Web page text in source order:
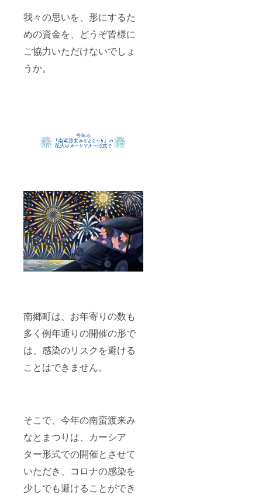
我々の思いを、形にするた
めの資金を、どうぞ皆様に
ご協力いただけないでしょ
うか。
南郷町は、お年寄りの数も
多く例年通りの開催の形で
は、感染のリスクを避ける
ことはできません。
そこで、今年の南蛮渡来み
なとまつりは、カーシア
ター形式での開催とさせて
いただき、コロナの感染を
少しでも避けることができ